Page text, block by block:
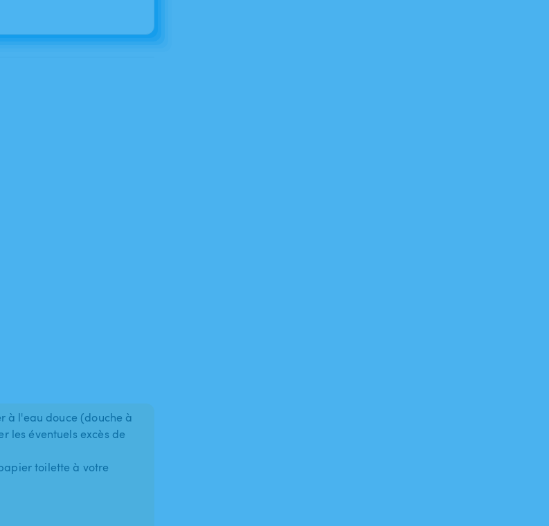
à l'eau douce (douche à
les éventuels excès de
toilette à votre